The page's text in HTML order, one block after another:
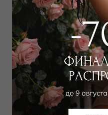
Лиф мягкий
14 000₽ 9 000₽